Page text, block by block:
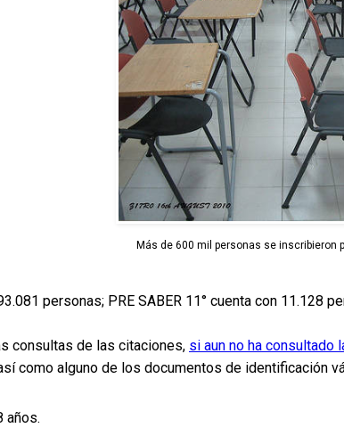
Más de 600 mil personas se inscribieron
personas; PRE SABER 11° cuenta con
consultas de las citaciones, si aun no ha consultado
como alguno de los documentos de identificación
años.